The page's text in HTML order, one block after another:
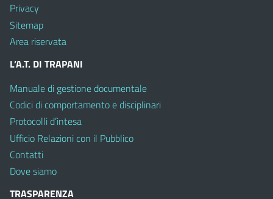
Privacy
Sitemap
Area riservata
L’A.T. DI TRAPANI
Manuale di gestione documentale
Codici di comportamento e disciplinari
Protocolli d’intesa
Ufficio Relazioni con il Pubblico
Contatti
Dove siamo
TRASPARENZA